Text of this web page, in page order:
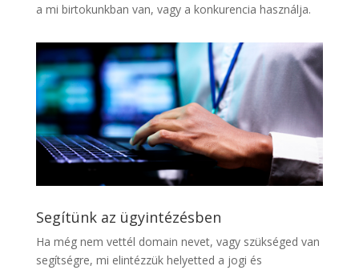
a mi birtokunkban van, vagy a konkurencia használja.
Segítünk az ügyintézésben
Ha még nem vettél domain nevet, vagy szükséged van
segítségre, mi elintézzük helyetted a jogi és